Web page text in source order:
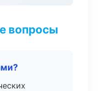
вопросы